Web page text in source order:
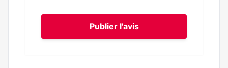
Publier l'avis